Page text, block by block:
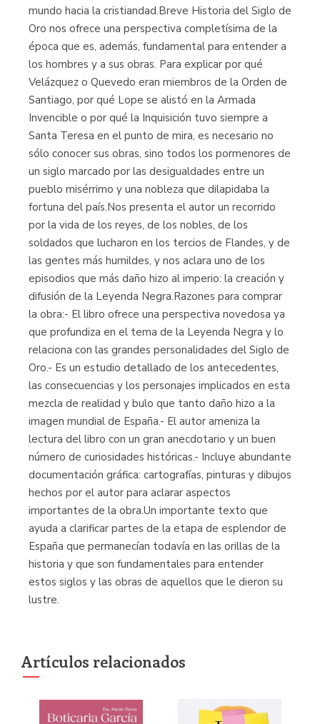
mundo hacia la cristiandad.Breve Historia del Siglo de
Oro nos ofrece una perspectiva completísima de la
época que es, además, fundamental para entender a
los hombres y a sus obras. Para explicar por qué
Velázquez o Quevedo eran miembros de la Orden de
Santiago, por qué Lope se alistó en la Armada
Invencible o por qué la Inquisición tuvo siempre a
Santa Teresa en el punto de mira, es necesario no
sólo conocer sus obras, sino todos los pormenores de
un siglo marcado por las desigualdades entre un
pueblo misérrimo y una nobleza que dilapidaba la
fortuna del país.Nos presenta el autor un recorrido
por la vida de los reyes, de los nobles, de los
soldados que lucharon en los tercios de Flandes, y de
las gentes más humildes, y nos aclara uno de los
episodios que más daño hizo al imperio: la creación y
difusión de la Leyenda Negra.Razones para comprar
la obra:- El libro ofrece una perspectiva novedosa ya
que profundiza en el tema de la Leyenda Negra y lo
relaciona con las grandes personalidades del Siglo de
Oro.- Es un estudio detallado de los antecedentes,
las consecuencias y los personajes implicados en esta
mezcla de realidad y bulo que tanto daño hizo a la
imagen mundial de España.- El autor ameniza la
lectura del libro con un gran anecdotario y un buen
número de curiosidades históricas.- Incluye abundante
documentación gráfica: cartografías, pinturas y dibujos
hechos por el autor para aclarar aspectos
importantes de la obra.Un importante texto que
ayuda a clarificar partes de la etapa de esplendor de
España que permanecían todavía en las orillas de la
historia y que son fundamentales para entender
estos siglos y las obras de aquellos que le dieron su
lustre.
Artículos relacionados